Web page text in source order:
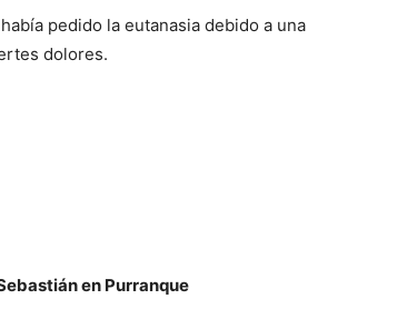
pedido la eutanasia debido a una
dolores.
en Purranque